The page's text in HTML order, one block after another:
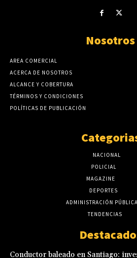
Nosotros
AREA COMERCIAL
ACERCA DE NOSOTROS
ALCANCE Y COBERTURA
TÉRMINOS Y CONDICIONES
POLÍTICAS DE PUBLICACIÓN
NACIONAL
POLICIAL
MAGAZINE
DEPORTES
ADMINISTRACIÓN PÚBLICA
TENDENCIAS
Conductor baleado en Santiago: